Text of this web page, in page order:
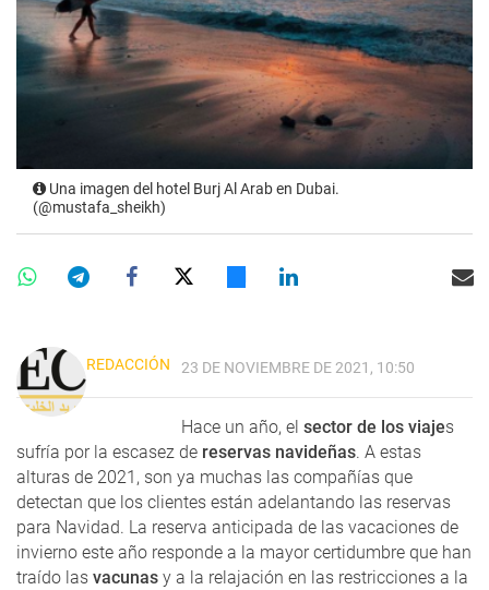
Una imagen del hotel Burj Al Arab en Dubai.
(@mustafa_sheikh)
REDACCIÓN 23 DE NOVIEMBRE DE 2021, 10:50
Hace un año, el sector de los viajes
sufría por la escasez de reservas navideñas. A estas
alturas de 2021, son ya muchas las compañías que
detectan que los clientes están adelantando las reservas
para Navidad. La reserva anticipada de las vacaciones de
invierno este año responde a la mayor certidumbre que han
traído las vacunas y a la relajación en las restricciones a la